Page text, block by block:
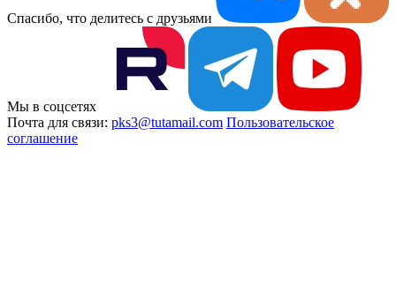
Спасибо, что делитесь с друзьями
Мы в соцсетях
Почта для связи: pks3@tutamail.com Пользовательское
соглашение